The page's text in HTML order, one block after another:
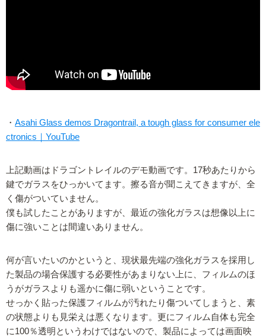
・ Asahi Glass demos Dragontrail, a tough glass for consumer ele
ctronics｜YouTube
上記動画はドラゴントレイルのデモ動画です。17秒あたりから
鍵でガラスをひっかいてます。擦る音が聞こえてきますが、全
く傷がついていません。
僕も試したことがありますが、最近の強化ガラスは想像以上に
傷に強いことは間違いありません。
何が言いたいのかというと、現状最先端の強化ガラスを採用し
た製品の場合保護する必要性があまりない上に、フィルムのほ
うがガラスよりも遥かに傷に弱いということです。
せっかく貼った保護フィルムが汚れたり傷ついてしまうと、素
の状態よりも見栄えは悪くなります。更にフィルム自体も完全
に100％透明というわけではないので、製品によっては画面映